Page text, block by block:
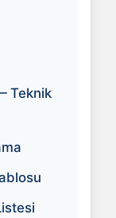
Teknik